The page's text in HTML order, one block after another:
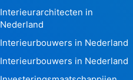
Interieurarchitecten in
Nederland
Interieurbouwers in Nederland
Interieurbouwers in Nederland